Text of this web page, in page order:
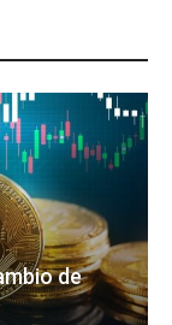
de